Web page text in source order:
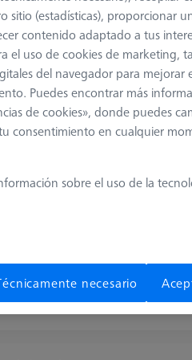
Z800
Rack Material
Aluminum
Machine
SPECTRUM, CONTURA, PRISMO
(MSR) 2.0
Application
Store
(estadísticas), proporcionar
contenido adaptado a tus
el uso de cookies de marketing,
del navegador para mejorar
Puedes encontrar más
de cookies», donde puedes
consentimiento en cualquier
sobre el uso de la
necesario